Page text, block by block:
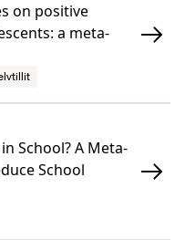
on positive
a meta-
School? A Meta-
School